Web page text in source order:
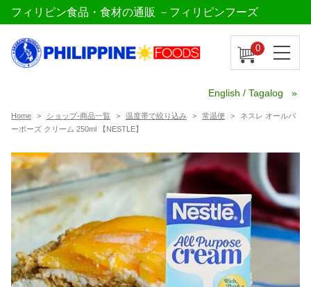
フィリピン食品・食材の通販 －フィリピンフーズ
0
English / Tagalog
Home ショップ-商品一覧 温度帯で絞り込み 常温便
ネスレ オールパ
ーポーズ クリーム 250ml 【NESTLE】